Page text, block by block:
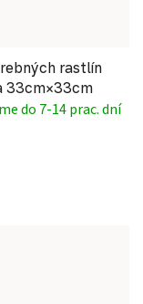
rastlín
33cm×33cm
do 7-14 prac. dní